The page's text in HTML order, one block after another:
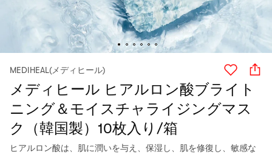
MEDIHEAL(メディヒール)
メディヒール ヒアルロン酸ブライト
ニング＆モイスチャライジングマス
ク（韓国製）10枚入り/箱
ヒアルロン酸は、肌に潤いを与え、保湿し、肌を修復し、敏感な